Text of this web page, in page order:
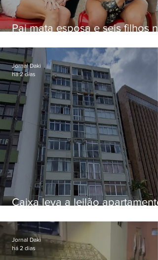
Pai mata esposa e seis filhos
Caixa leva a leilão apartamento
Botafogo
Jornal Daki
há 2 dias
Jornal Daki
há 2 dias